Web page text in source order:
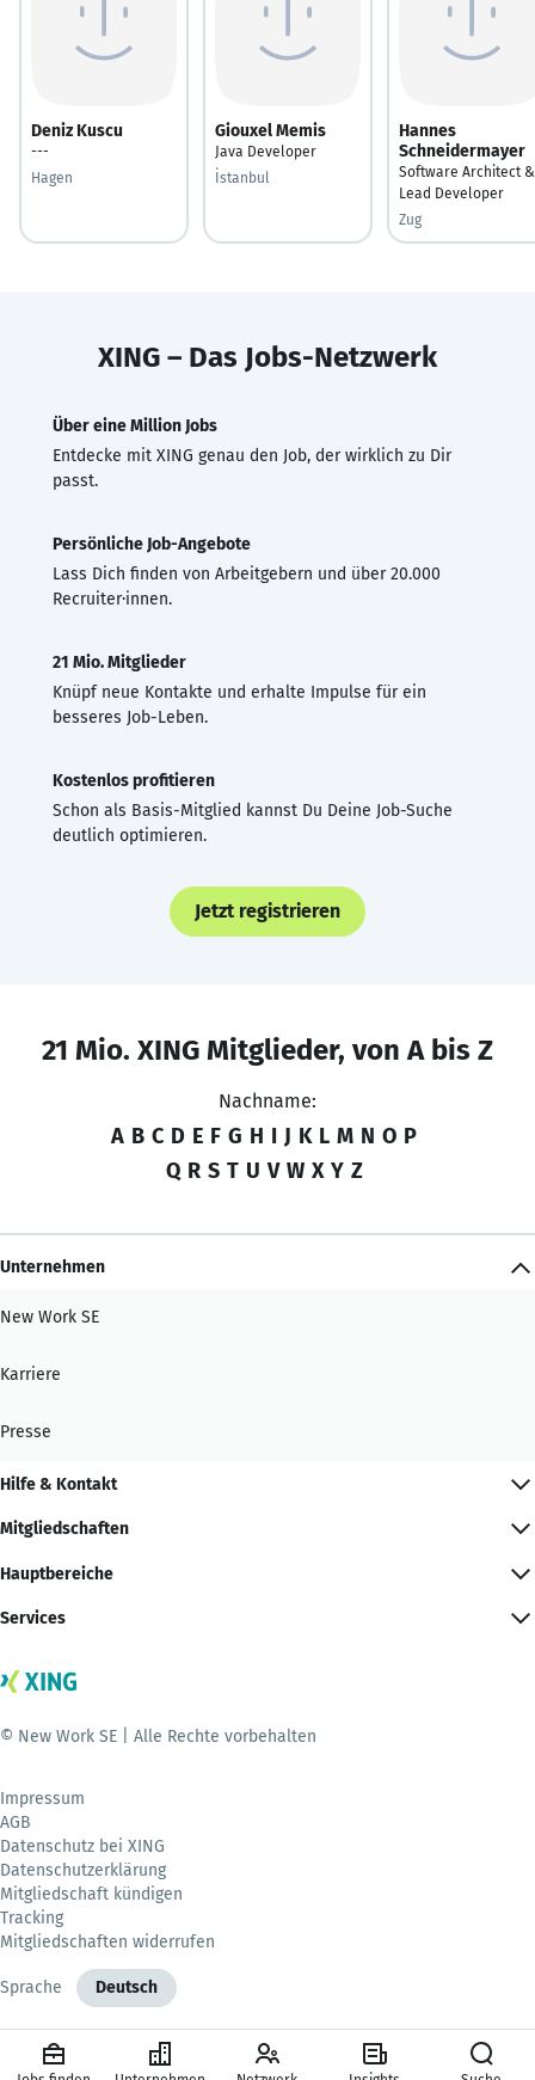
Deniz Kuscu
---
Hagen
Giouxel Memis
Java Developer
İstanbul
Hannes
Schneidermayer
Software Architect &
Lead Developer
Zug
XING – Das Jobs-Netzwerk
Über eine Million Jobs
Entdecke mit XING genau den Job, der wirklich zu Dir
passt.
Persönliche Job-Angebote
Lass Dich finden von Arbeitgebern und über 20.000
Recruiter·innen.
21 Mio. Mitglieder
Knüpf neue Kontakte und erhalte Impulse für ein
besseres Job-Leben.
Kostenlos profitieren
Schon als Basis-Mitglied kannst Du Deine Job-Suche
deutlich optimieren.
Jetzt registrieren
21 Mio. XING Mitglieder, von A bis Z
Nachname:
A B C D E F G H I J K L M N O P
Q R S T U V W X Y Z
Unternehmen
New Work SE
Karriere
Presse
Hilfe & Kontakt
Mitgliedschaften
Hauptbereiche
Services
© New Work SE | Alle Rechte vorbehalten
Impressum
AGB
Datenschutz bei XING
Datenschutzerklärung
Mitgliedschaft kündigen
Tracking
Mitgliedschaften widerrufen
Sprache Deutsch